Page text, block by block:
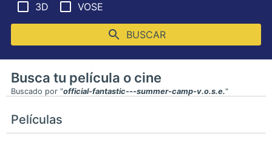
BUSCAR
3D VOSE
Busca tu película o cine
Buscado por "official-fantastic---summer-camp-v.o.s.e."
Películas